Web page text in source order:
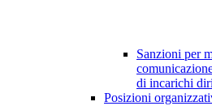
Sanzioni per
di incarichi
Posizioni